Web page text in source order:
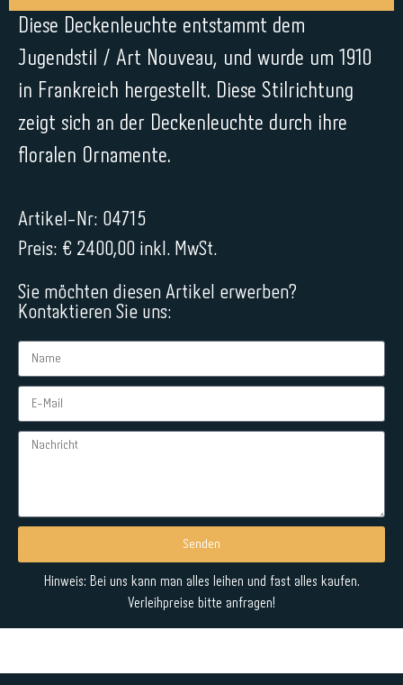
Diese Deckenleuchte entstammt dem
Jugendstil / Art Nouveau, und wurde um 1910
in Frankreich hergestellt. Diese Stilrichtung
zeigt sich an der Deckenleuchte durch ihre
floralen Ornamente.
Artikel-Nr: 04715
Preis: € 2400,00 inkl. MwSt.
Sie möchten diesen Artikel erwerben?
Kontaktieren Sie uns:
Senden
Alternative:
Hinweis: Bei uns kann man alles leihen und fast alles kaufen.
Verleihpreise bitte anfragen!